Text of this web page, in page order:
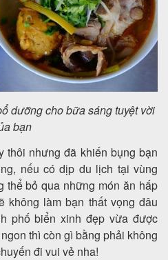
dưỡng cho bữa sáng tuyệt vời
bạn
thôi nhưng đã khiến bụng bạn
nếu có dịp du lịch tại vùng
thể bỏ qua những món ăn hấp
không làm bạn thất vọng đâu
phố biển xinh đẹp vừa được
thì còn gì bằng phải không
đi vui vẻ nha!